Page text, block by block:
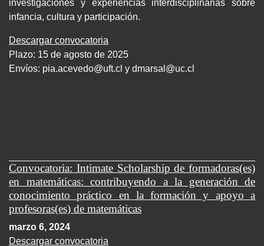
investigaciones y experiencias interdisciplinarias sobre
infancia, cultura y participación.
Descargar convocatoria
Plazo: 15 de agosto de 2025
Envíos: pia.acevedo@uft.cl y dmarsal@uc.cl
Convocatoria: Intimate Scholarship de formadoras(es)
en matemáticas: contribuyendo a la generación de
conocimiento práctico en la formación y apoyo a
profesoras(es) de matemáticas
marzo 6, 2024
Descargar convocatoria